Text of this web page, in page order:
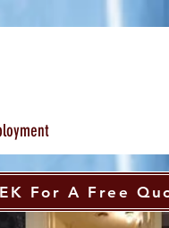
For A Free